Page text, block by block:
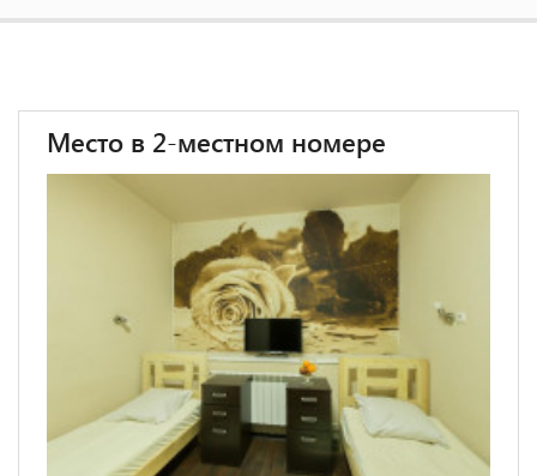
Место в 2-местном номере